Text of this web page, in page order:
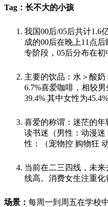
Tag：长不大的小孩
我国00后/05后共计1.6
成的00后在晚上11点
专阶段，05后分布在
主要的饮品：水＞酸
6.7%喜爱咖啡，相较
39.4% 其中女性为45.4%
喜爱的称谓：迷茫的年
读书迷（男性：动漫
性：（宠物控 购物狂
当前在二三四线，未
线高。消费女生注重
场景： 每周一到周五在学校